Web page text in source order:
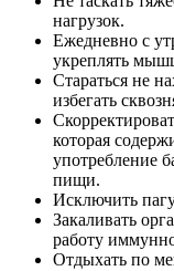
нагрузок.
Ежедневно с
укреплять
Стараться не
избегать
которая
употребление
пищи.
Исключить
Закаливать
работу
Отдыхать по